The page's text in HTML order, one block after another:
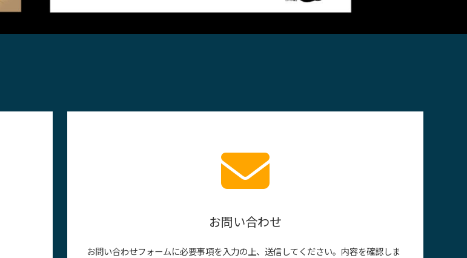
お問い合わせ
お問い合わせフォームに必要事項を入力の上、送信してください。内容を確認しま